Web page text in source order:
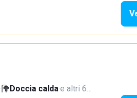
· Doccia calda·e altri 6…